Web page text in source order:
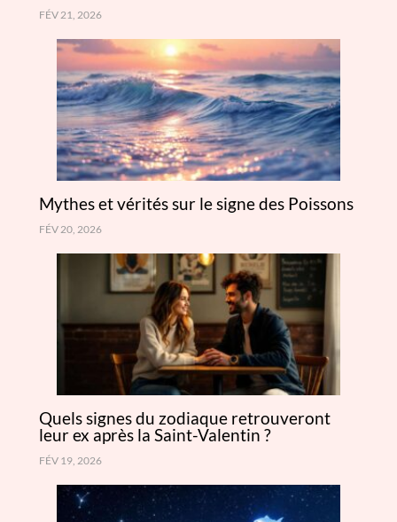
FÉV 21, 2026
Mythes et vérités sur le signe des Poissons
FÉV 20, 2026
Quels signes du zodiaque retrouveront
leur ex après la Saint-Valentin ?
FÉV 19, 2026